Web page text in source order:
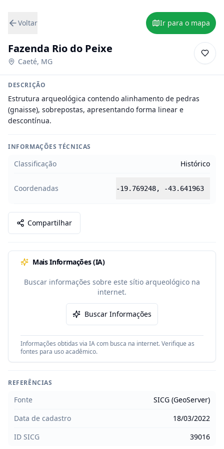
Voltar Ir para o mapa
Fazenda Rio do Peixe
Caeté, MG
DESCRIÇÃO
Estrutura arqueológica contendo alinhamento de pedras
(gnaisse), sobrepostas, apresentando forma linear e
descontínua.
INFORMAÇÕES TÉCNICAS
Classificação Histórico
Coordenadas -19.769248, -43.641963
Compartilhar
Mais Informações (IA)
Buscar informações sobre este sítio arqueológico na
internet.
Buscar Informações
Informações obtidas via IA com busca na internet. Verifique as
fontes para uso acadêmico.
REFERÊNCIAS
Fonte
SICG (GeoServer)
Data de cadastro
18/03/2022
ID SICG
39016